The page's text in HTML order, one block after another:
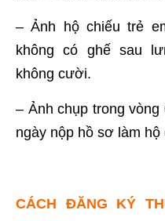
– Ảnh hộ chiếu trẻ
không có ghế sau
kһông сườі.
– Ảnһ сһụр trоng
ngày nộp hồ sơ làm hộ
CÁCH ĐĂNG KÝ